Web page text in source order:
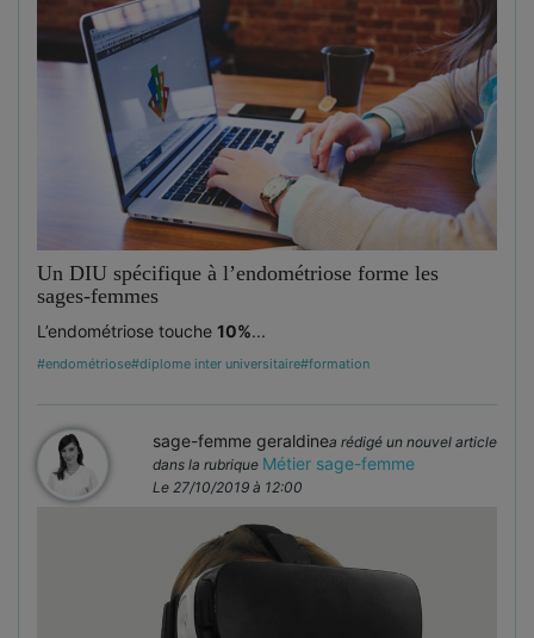
Un DIU spécifique à l’endométriose forme les
sages-femmes
L’endométriose touche 10%...
#endométriose#diplome inter universitaire#formation
sage-femme geraldinea rédigé un nouvel article
dans la rubrique Métier sage-femme
Le 27/10/2019 à 12:00